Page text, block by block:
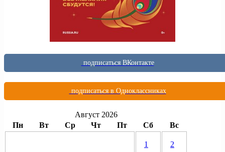
подписаться ВКонтакте
подписаться в Одноклассниках
Август 2026
Пн
Вт Ср Чт Пт Сб Вс
1 2